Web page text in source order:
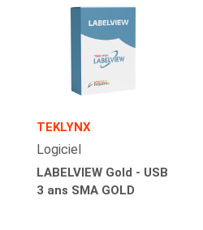
TEKLYNX
Logiciel
LABELVIEW Gold - USB
3 ans SMA GOLD